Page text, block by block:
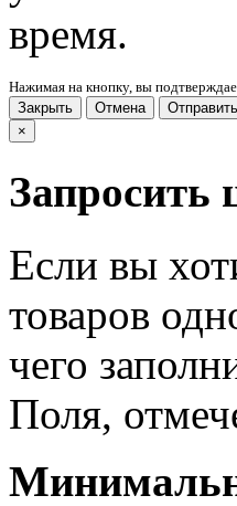
время.
Нажимая на кнопку, вы
Закрыть
Отмена
Отправить
×
Запросить
Если вы
товаров
чего
Поля,